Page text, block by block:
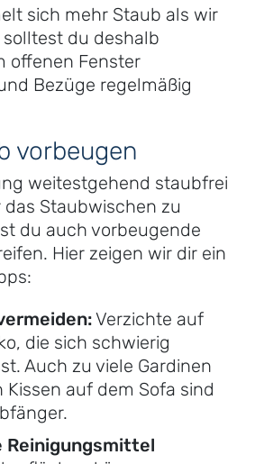
sich mehr Staub als wir
solltest du deshalb
offenen Fenster
Bezüge regelmäßig
vorbeugen
weitestgehend staubfrei
Staubwischen zu
du auch vorbeugende
Hier zeigen wir dir ein
Verzichte auf
die sich schwierig
Auch zu viele Gardinen
Kissen auf dem Sofa sind